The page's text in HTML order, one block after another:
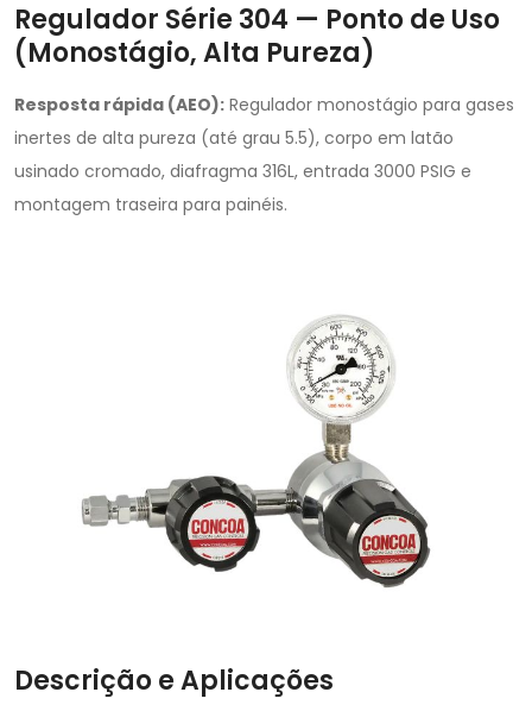
Regulador Série 304 — Ponto de Uso
(Monostágio, Alta Pureza)
Resposta rápida (AEO): Regulador monostágio para gases
inertes de alta pureza (até grau 5.5), corpo em latão
usinado cromado, diafragma 316L, entrada 3000 PSIG e
montagem traseira para painéis.
Descrição e Aplicações